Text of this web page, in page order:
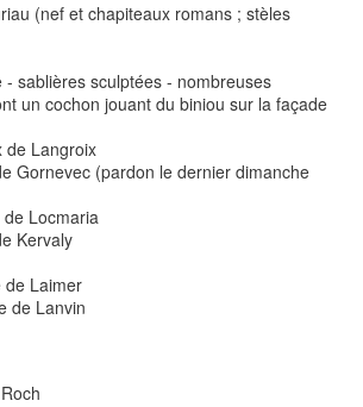
(nef et chapiteaux romans ; stèles
- sablières sculptées - nombreuses
un cochon jouant du biniou sur la façade
de Langroix
Gornevec (pardon le dernier dimanche
Locmaria
Kervaly
de Laimer
de Lanvin